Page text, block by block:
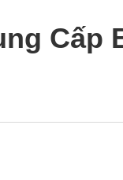
Cấp